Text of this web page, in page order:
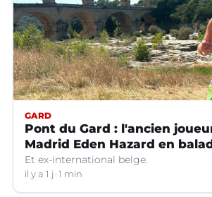
GARD
Pont du Gard : l'ancien
Madrid Eden Hazard en
Et ex-international belge.
il y a 1 j 1 min